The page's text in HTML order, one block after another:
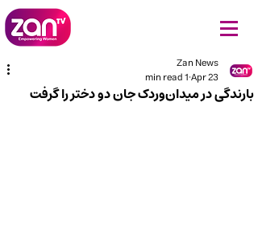
بارندگی در میدان‌وردک جان دو دختر را گرفت
Zan News
Apr 23
1 min read